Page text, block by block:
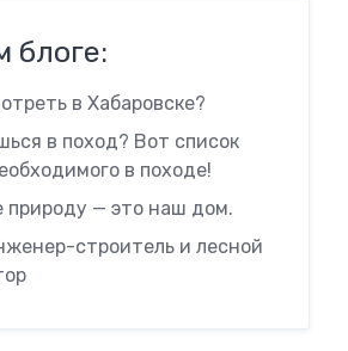
блоге:
в Хабаровске?
в поход? Вот список
в походе!
природу — это наш дом.
строитель и лесной